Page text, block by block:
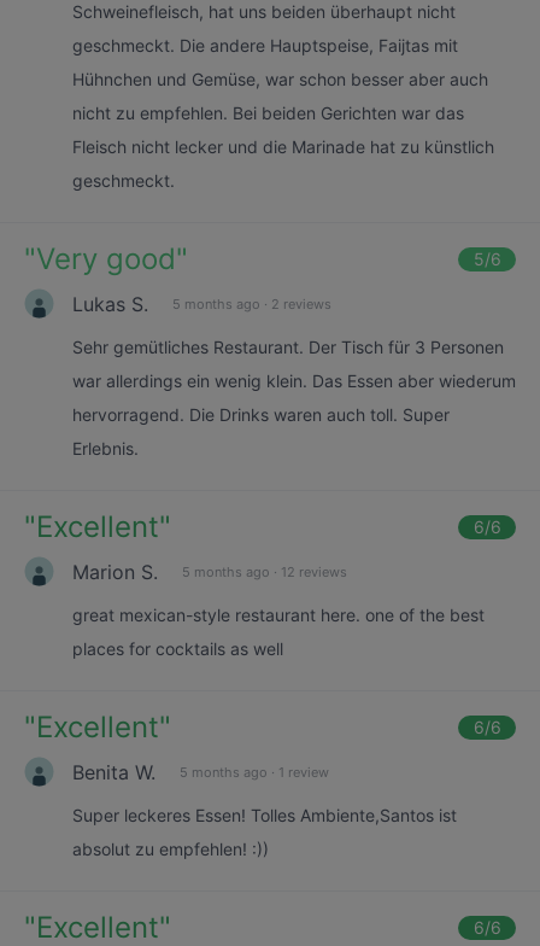
Schweinefleisch, hat uns beiden überhaupt nicht
geschmeckt. Die andere Hauptspeise, Faijtas mit
Hühnchen und Gemüse, war schon besser aber auch
nicht zu empfehlen. Bei beiden Gerichten war das
Fleisch nicht lecker und die Marinade hat zu künstlich
geschmeckt.
"Very good" 5/6
Lukas S. 5 months ago · 2 reviews
Sehr gemütliches Restaurant. Der Tisch für 3 Personen
war allerdings ein wenig klein. Das Essen aber wiederum
hervorragend. Die Drinks waren auch toll. Super
Erlebnis.
"Excellent" 6/6
Marion S. 5 months ago · 12 reviews
great mexican-style restaurant here. one of the best
places for cocktails as well
"Excellent" 6/6
Benita W. 5 months ago · 1 review
Super leckeres Essen! Tolles Ambiente,Santos ist
absolut zu empfehlen! :))
"Excellent" 6/6